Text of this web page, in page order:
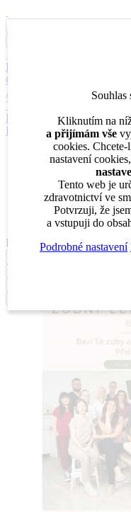
Kariérní poradenství
O nás
AKADEMIE
DENTAL
TV
DentalJobs.czmenu search
Přihlásit
Inzerce
Pro inzerenty
Upozornění na nové
Kariérní poradenství
Filtrovat
Souhlas
Kliknutím na
a přijímám vše
cookies.
nastavení
Tento web je
zdravotnictví ve
Potvrzuji, že
a vstupuji do
Podrobné nastavení